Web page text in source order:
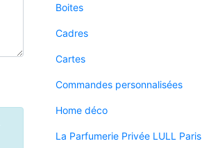
Boites
Cadres
Cartes
Commandes personnalisées
Home déco
La Parfumerie Privée LULL Paris